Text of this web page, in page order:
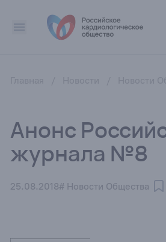
Анонс
журнала №8
25.08.2018# Новости Общества